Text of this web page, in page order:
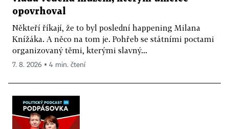
opovrhoval
Někteří říkají, že to byl poslední happening Milana
Knížáka. A něco na tom je. Pohřeb se státními poctami
organizovaný těmi, kterými slavný...
7. 8. 2026 ▪ 4 min. čtení